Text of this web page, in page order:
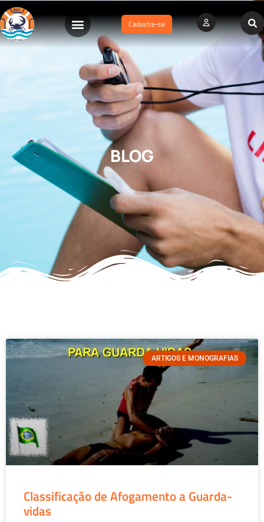
Cadastre-se
BLOG
ARTIGOS E MONOGRAFIAS
Classificação de Afogamento a Guarda-
vidas